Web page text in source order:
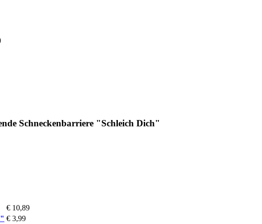
Schneckenbarriere "Schleich Dich"
€ 10,89
€ 3,99